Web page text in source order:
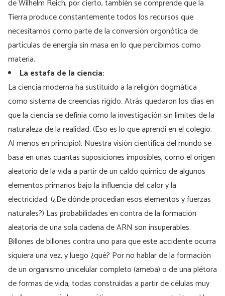
de Wilhelm Reich, por cierto, también se comprende que la
Tierra produce constantemente todos los recursos que
necesitamos como parte de la conversión orgonótica de
partículas de energía sin masa en lo que percibimos como
materia.
La estafa de la ciencia:
La ciencia moderna ha sustituido a la religión dogmática
como sistema de creencias rígido. Atrás quedaron los días en
que la ciencia se definía como la investigación sin límites de la
naturaleza de la realidad. (Eso es lo que aprendí en el colegio.
Al menos en principio). Nuestra visión científica del mundo se
basa en unas cuantas suposiciones imposibles, como el origen
aleatorio de la vida a partir de un caldo químico de algunos
elementos primarios bajo la influencia del calor y la
electricidad. (¿De dónde procedían esos elementos y fuerzas
naturales?) Las probabilidades en contra de la formación
aleatoria de una sola cadena de ARN son insuperables.
Billones de billones contra uno para que este accidente ocurra
siquiera una vez, y luego ¿qué? Por no hablar de la formación
de un organismo unicelular completo (ameba) o de una plétora
de formas de vida, todas construidas a partir de células muy